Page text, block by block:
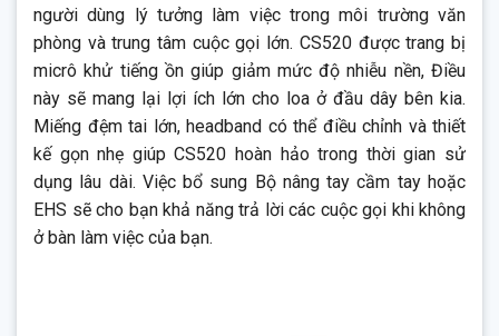
người dùng lý tưởng làm việc trong môi trường văn
phòng và trung tâm cuộc gọi lớn. CS520 được trang bị
micrô khử tiếng ồn giúp giảm mức độ nhiễu nền, Điều
này sẽ mang lại lợi ích lớn cho loa ở đầu dây bên kia.
Miếng đệm tai lớn, headband có thể điều chỉnh và thiết
kế gọn nhẹ giúp CS520 hoàn hảo trong thời gian sử
dụng lâu dài. Việc bổ sung Bộ nâng tay cầm tay hoặc
EHS sẽ cho bạn khả năng trả lời các cuộc gọi khi không
ở bàn làm việc của bạn.